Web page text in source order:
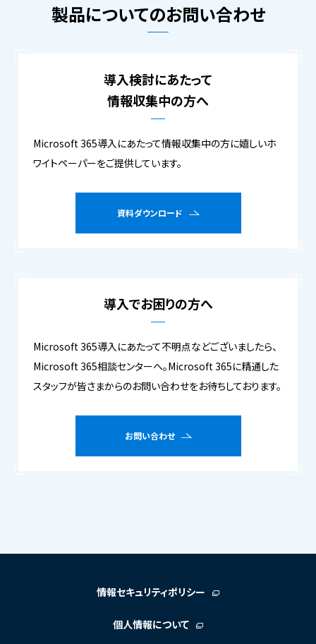
製品についてのお問い合わせ
導入検討にあたって
情報収集中の方へ
Microsoft 365導入にあたって情報収集中の方に嬉しいホ
ワイトペーパーをご提供しています。
資料ダウンロード
導入でお困りの方へ
Microsoft 365導入にあたって不明点などございましたら、
Microsoft 365相談センターへ。Microsoft 365に精通した
スタッフが皆さまからのお問い合わせをお待ちしております。
お問い合わせ
情報セキュリティポリシー
個人情報について